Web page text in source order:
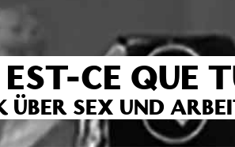
CE QUE
ÜBER SEX UND